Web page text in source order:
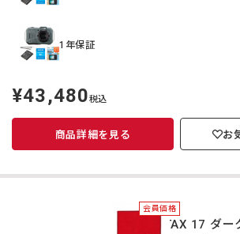
1年保証
定
価
¥43,480税込
商品詳細を見る お
会員価格
PENTAX 17 ダ